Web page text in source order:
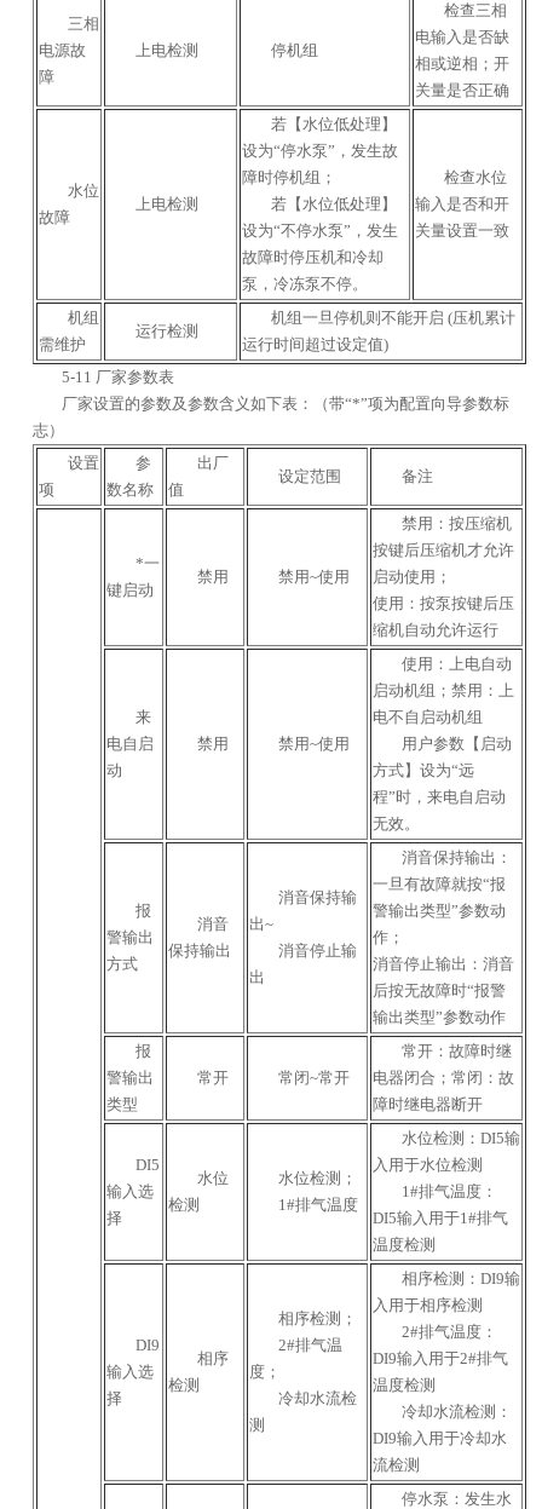
三相
电源故
障
上电检测 停机组
检查三相
电输入是否缺
相或逆相；开
关量是否正确
水位
故障
上电检测
若【水位低处理】
设为“停水泵”，发生故
障时停机组；
若【水位低处理】
设为“不停水泵”，发生
故障时停压机和冷却
泵，冷冻泵不停。
检查水位
输入是否和开
关量设置一致
机组
需维护
运行检测
机组一旦停机则不能开启 (压机累计
运行时间超过设定值)
5-11 厂家参数表
厂家设置的参数及参数含义如下表：（带“*”项为配置向导参数标
志）
设置
项
参
数名称
出厂
值
设定范围 备注
*一
键启动
禁用 禁用~使用
禁用：按压缩机
按键后压缩机才允许
启动使用；
使用：按泵按键后压
缩机自动允许运行
来
电自启
动
禁用 禁用~使用
使用：上电自动
启动机组；禁用：上
电不自启动机组
用户参数【启动
方式】设为“远
程”时，来电自启动
无效。
报
警输出
方式
消音
保持输出
消音保持输
出~
消音停止输
出
消音保持输出：
一旦有故障就按“报
警输出类型”参数动
作；
消音停止输出：消音
后按无故障时“报警
输出类型”参数动作
报
警输出
类型
常开 常闭~常开
常开：故障时继
电器闭合；常闭：故
障时继电器断开
DI5
输入选
择
水位
检测
水位检测；
1#排气温度
水位检测：DI5输
入用于水位检测
1#排气温度：
DI5输入用于1#排气
温度检测
DI9
输入选
择
相序
检测
相序检测；
2#排气温
度；
冷却水流检
测
相序检测：DI9输
入用于相序检测
2#排气温度：
DI9输入用于2#排气
温度检测
冷却水流检测：
DI9输入用于冷却水
流检测
停水泵：发生水